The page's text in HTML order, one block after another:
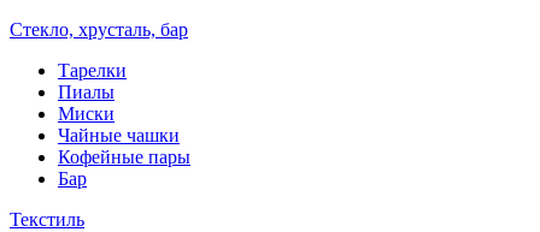
Стекло, хрусталь, бар
Тарелки
Пиалы
Миски
Чайные чашки
Кофейные пары
Бар
Текстиль